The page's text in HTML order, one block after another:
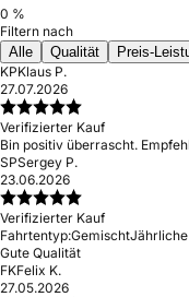
0 %
Filtern nach
Alle
Qualität
Preis-
KPKlaus P.
27.07.2026
Verifizierter Kauf
Bin positiv überrascht.
SPSergey P.
23.06.2026
Verifizierter Kauf
Fahrtentyp:Gemischt
Gute Qualität
FKFelix K.
27.05.2026